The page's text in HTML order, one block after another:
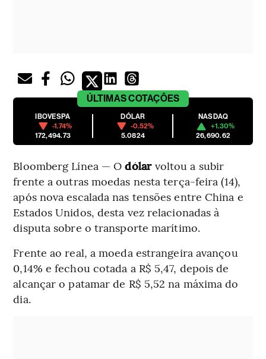
ÚLTIMASCOTAÇÕES
IBOVESPA
-1.74%
172,494.73
DÓLAR
-0.52%
5.0824
NASDAQ
+1.30%
26,690.62
Bloomberg Línea — Odólarvoltou a subir
frente a outras moedas nesta terça-feira (14),
após nova escalada nas tensões entre China e
Estados Unidos, desta vez relacionadas à
disputa sobre o transporte marítimo.
Frente ao real, a moeda estrangeira avançou
0,14% e fechou cotada a R$ 5,47, depois de
alcançar o patamar de R$ 5,52 na máxima do
dia.